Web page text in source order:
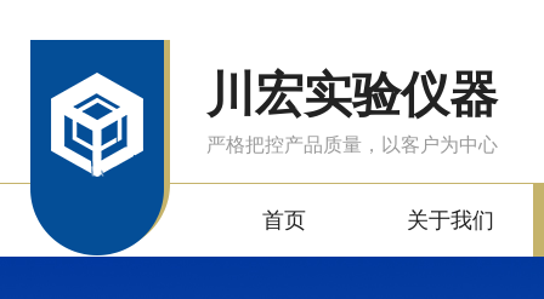
川宏实验仪器
严格把控产品质量，以客户为中心
首页 关于我们